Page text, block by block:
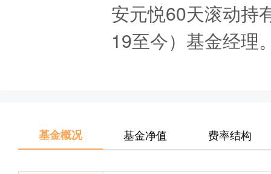
安元悦60天滚动持
19至今）基金经理
基金概况 基金净值 费率结构